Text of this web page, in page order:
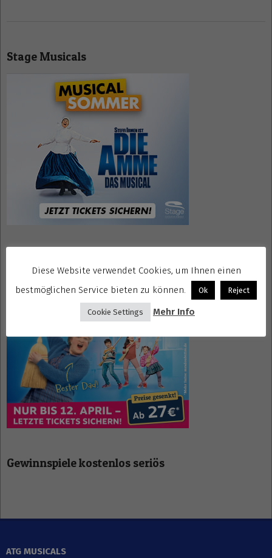
20
Stage Musicals
Gewinnspiele kostenlos seriös
ATG MUSICALS
Diese Website verwendet Cookies, um Ihnen einen
bestmöglichen Service bieten zu können.
Ok Reject
Cookie Settings Mehr Info